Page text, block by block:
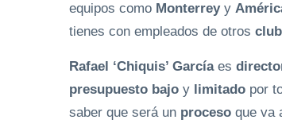
equipos como Monterreyy
tienes con empleados de otros
Rafael ‘Chiquis’ Garcíaes
presupuesto bajo y limitado por
saber que será un proceso que va